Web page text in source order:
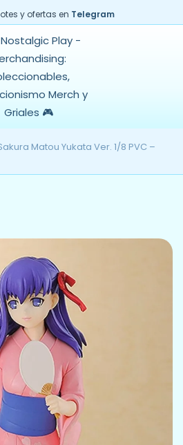
y ofertas en Telegram
Matou Yukata Ver. 1/8 PVC –